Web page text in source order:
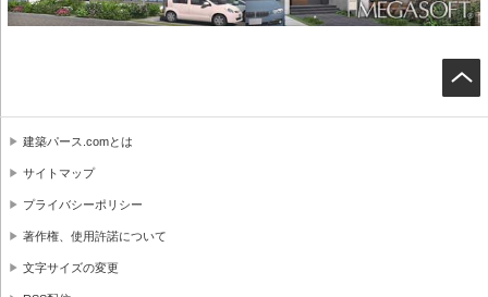
建築パース.comとは
サイトマップ
プライバシーポリシー
著作権、使用許諾について
文字サイズの変更